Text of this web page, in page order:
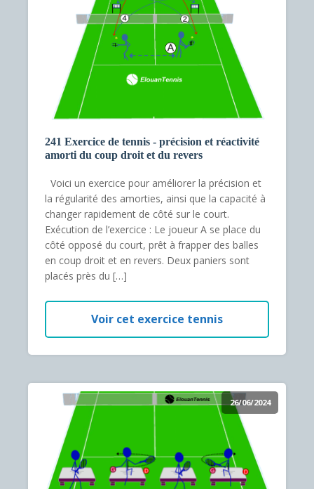
241 Exercice de tennis - précision et réactivité
amorti du coup droit et du revers
Voici un exercice pour améliorer la précision et
la régularité des amorties, ainsi que la capacité à
changer rapidement de côté sur le court.
Exécution de l’exercice : Le joueur A se place du
côté opposé du court, prêt à frapper des balles
en coup droit et en revers. Deux paniers sont
placés près du […]
Voir cet exercice tennis
26/06/2024